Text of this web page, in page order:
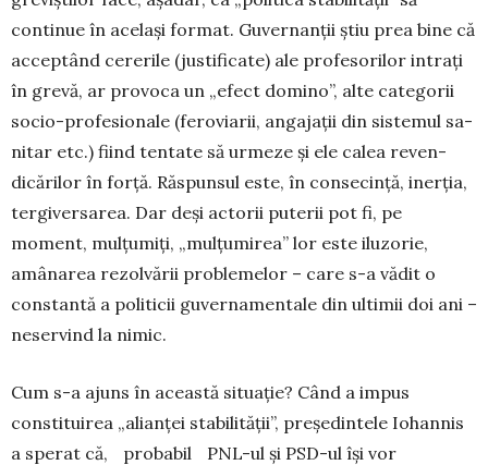
continue în același for­mat. Guvernanţii ştiu prea bine că
acceptând ce­rerile (justificate) ale profesorilor intraţi
în grevă, ar provoca un „efect domino”, alte categorii
socio-profesionale (feroviarii, angajaţii din sistemul sa­
nitar etc.) fiind tentate să urmeze și ele calea re­ven­­
dicărilor în forță. Răspunsul este, în conse­cinţă, inerţia,
tergiversarea. Dar deși actorii puterii pot fi, pe
moment, mulțumiți, „mulţumirea” lor este iluzorie,
amânarea rezolvării problemelor – care s-a vădit o
constantă a politicii guvernamentale din ultimii doi ani –
neservind la nimic.
Cum s-a ajuns în această situaţie? Când a impus
constituirea „alianţei stabilității”, președin­tele Iohannis
a sperat că, probabil PNL-ul și PSD-ul își vor